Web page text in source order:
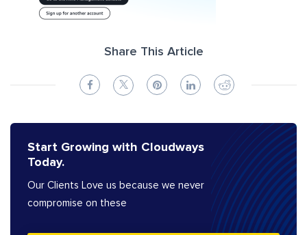
Share This Article
Start Growing with Cloudways
Today.
Our Clients Love us because we never
compromise on these